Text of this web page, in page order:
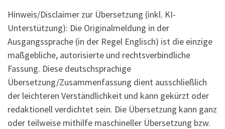
Hinweis/Disclaimer zur Übersetzung (inkl. KI-
Unterstützung): Die Originalmeldung in der
Ausgangssprache (in der Regel Englisch) ist die einzige
maßgebliche, autorisierte und rechtsverbindliche
Fassung. Diese deutschsprachige
Übersetzung/Zusammenfassung dient ausschließlich
der leichteren Verständlichkeit und kann gekürzt oder
redaktionell verdichtet sein. Die Übersetzung kann ganz
oder teilweise mithilfe maschineller Übersetzung bzw.